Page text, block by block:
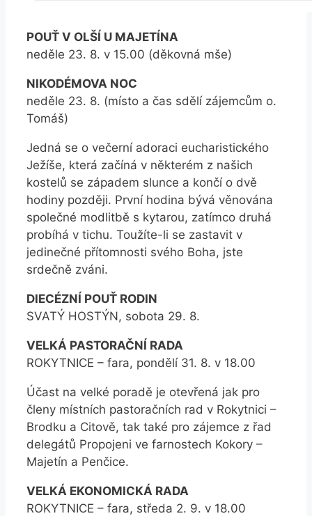
POUŤ V OLŠÍ U MAJETÍNA
neděle 23. 8. v 15.00 (děkovná mše)
NIKODÉMOVA NOC
neděle 23. 8. (místo a čas sdělí zájemcům o.
Tomáš)
Jedná se o večerní adoraci eucharistického
Ježíše, která začíná v některém z našich
kostelů se západem slunce a končí o dvě
hodiny později. První hodina bývá věnována
společné modlitbě s kytarou, zatímco druhá
probíhá v tichu. Toužíte-li se zastavit v
jedinečné přítomnosti svého Boha, jste
srdečně zváni.
DIECÉZNÍ POUŤ RODIN
SVATÝ HOSTÝN, sobota 29. 8.
VELKÁ PASTORAČNÍ RADA
ROKYTNICE – fara, pondělí 31. 8. v 18.00
Účast na velké poradě je otevřená jak pro
členy místních pastoračních rad v Rokytnici –
Brodku a Citově, tak také pro zájemce z řad
delegátů Propojeni ve farnostech Kokory –
Majetín a Penčice.
VELKÁ EKONOMICKÁ RADA
ROKYTNICE – fara, středa 2. 9. v 18.00